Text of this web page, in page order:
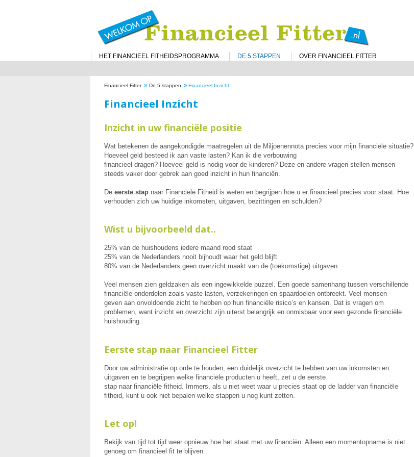
HET FINANCIEEL FITHEIDSPROGRAMMA
DE 5 STAPPEN OVER FINANCIEEL FITTER
Financieel Fitter » De 5 stappen » Financieel Inzicht
Financieel Inzicht
Inzicht in uw financiële positie
Wat betekenen de aangekondigde maatregelen uit de Miljoenennota precies voor mijn financiële situatie?
Hoeveel geld besteed ik aan vaste lasten? Kan ik die verbouwing
financieel dragen? Hoeveel geld is nodig voor de kinderen? Deze en andere vragen stellen mensen
steeds vaker door gebrek aan goed inzicht in hun financiën.
De eerste stapnaar Financiële Fitheid is weten en begrijpen hoe u er financieel precies voor staat. Hoe
verhouden zich uw huidige inkomsten, uitgaven, bezittingen en schulden?
Wist u bijvoorbeeld dat..
25% van de huishoudens iedere maand rood staat
25% van de Nederlanders nooit bijhoudt waar het geld blijft
80% van de Nederlanders geen overzicht maakt van de (toekomstige) uitgaven
Veel mensen zien geldzaken als een ingewikkelde puzzel. Een goede samenhang tussen verschillende
financiële onderdelen zoals vaste lasten, verzekeringen en spaardoelen ontbreekt. Veel mensen
geven aan onvoldoende zicht te hebben op hun financiële risico’s en kansen. Dat is vragen om
problemen, want inzicht en overzicht zijn uiterst belangrijk en onmisbaar voor een gezonde financiële
huishouding.
Eerste stap naar Financieel Fitter
Door uw administratie op orde te houden, een duidelijk overzicht te hebben van uw inkomsten en
uitgaven en te begrijpen welke financiële producten u heeft, zet u de eerste
stap naar financiële fitheid. Immers, als u niet weet waar u precies staat op de ladder van financiële
fitheid, kunt u ook niet bepalen welke stappen u nog kunt zetten.
Let op!
Bekijk van tijd tot tijd weer opnieuw hoe het staat met uw financiën. Alleen een momentopname is niet
genoeg om financieel fit te blijven.